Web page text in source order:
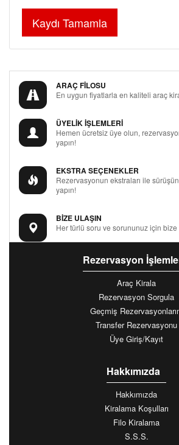
ARAÇ FİLOSU
En uygun fiyatlarla en kaliteli araç
ÜYELİK İŞLEMLERİ
Hemen ücretsiz üye olun,
yapın!
EKSTRA SEÇENEKLER
Rezervasyonun ekstraları ile
yapın!
BİZE ULAŞIN
Her türlü soru ve sorununuz için
Rezervasyon
Araç Kirala
Rezervasyon Sorgula
Geçmiş
Transfer Rezervasyonu
Üye Giriş/Kayıt
Hakkımızda
Hakkımızda
Kiralama Koşulları
Filo Kiralama
S.S.S.